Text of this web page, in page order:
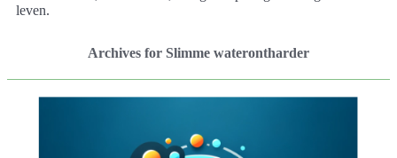
leven.
Archives for Slimme waterontharder